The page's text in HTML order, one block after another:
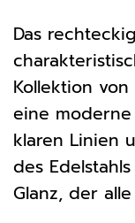
Das
Kollektion
eine
klaren Linien
des
Glanz, der